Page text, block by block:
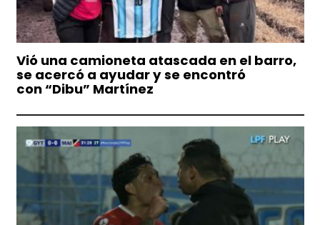
Vió una camioneta atascada en el barro,
se acercó a ayudar y se encontró
con “Dibu” Martínez